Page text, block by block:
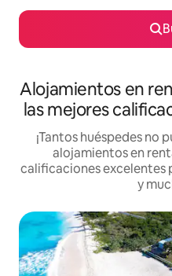
Alojamientos en
las mejores
¡Tantos huéspedes no
alojamientos en
calificaciones excelentes
y